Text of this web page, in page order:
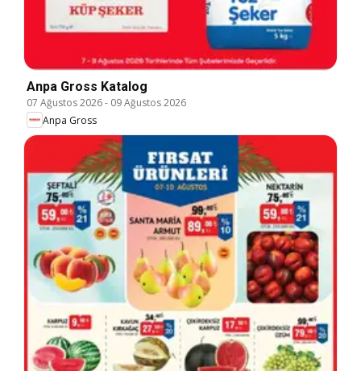
Anpa Gross Katalog
07 Ağustos 2026- 09 Ağustos 2026
Anpa Gross